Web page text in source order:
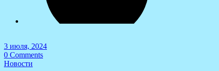
3 июля, 2024
0 Comments
Новости